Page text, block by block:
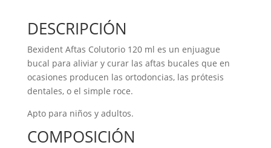
DESCRIPCIÓN
Bexident Aftas Colutorio 120 ml es un enjuague
bucal para aliviar y curar las aftas bucales que en
ocasiones producen las ortodoncias, las prótesis
dentales, o el simple roce.
Apto para niños y adultos.
COMPOSICIÓN